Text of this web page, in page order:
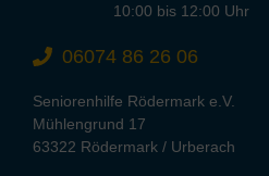
10:00 bis 12:00 Uhr
06074 86 26 06
Seniorenhilfe Rödermark e.V.
Mühlengrund 17
63322 Rödermark / Urberach